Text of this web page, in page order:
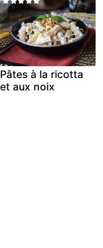
Pâtes à la ricotta
et aux noix